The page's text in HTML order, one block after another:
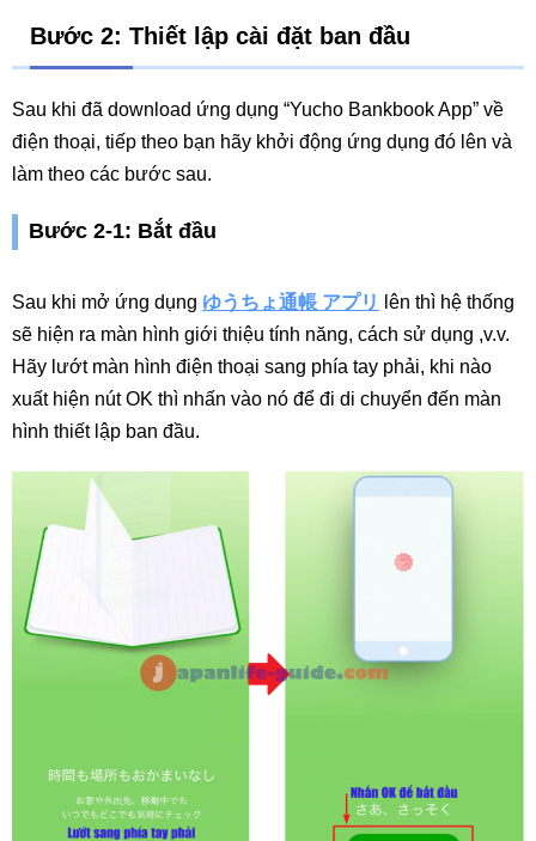
Bước 2: Thiết lập cài đặt ban đầu
Sau khi đã download ứng dụng “Yucho Bankbook App” về
điện thoại, tiếp theo bạn hãy khởi động ứng dụng đó lên và
làm theo các bước sau.
Bước 2-1: Bắt đầu
Sau khi mở ứng dụng ゆうちょ通帳 アプリ
lên thì hệ thống
sẽ hiện ra màn hình giới thiệu tính năng, cách sử dụng ,v.v.
Hãy lướt màn hình điện thoại sang phía tay phải, khi nào
xuất hiện nút OK thì nhấn vào nó để đi di chuyển đến màn
hình thiết lập ban đầu.